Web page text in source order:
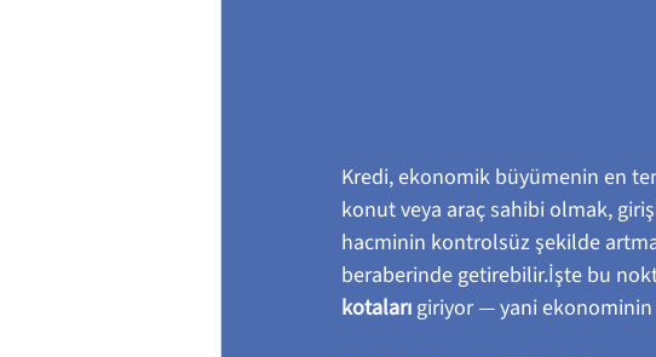
Kredi, ekonomik büyümenin en
konut veya araç sahibi olmak,
hacminin kontrolsüz şekilde
beraberinde getirebilir.İşte bu
kotaları giriyor — yani ekonominin